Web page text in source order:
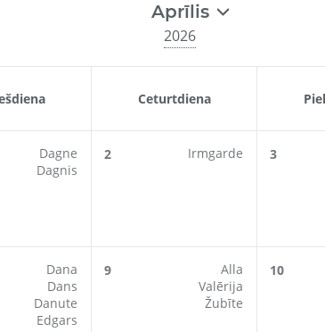
Aprīlis
2026
Ceturtdiena
Dagne
Dagnis
2 Irmgarde 3
Dana
Dans
Danute
Edgars
9
Alla
Valērija
Žubīte
10